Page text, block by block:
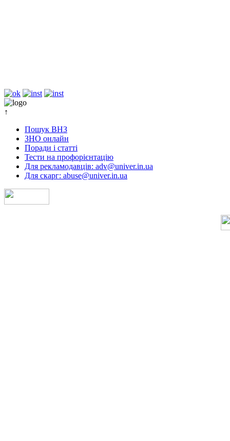
↑
Пошук ВНЗ
ЗНО онлайн
Поради і статті
Тести на профорієнтацію
Для рекламодавців: adv@univer.in.ua
Для скарг: abuse@univer.in.ua